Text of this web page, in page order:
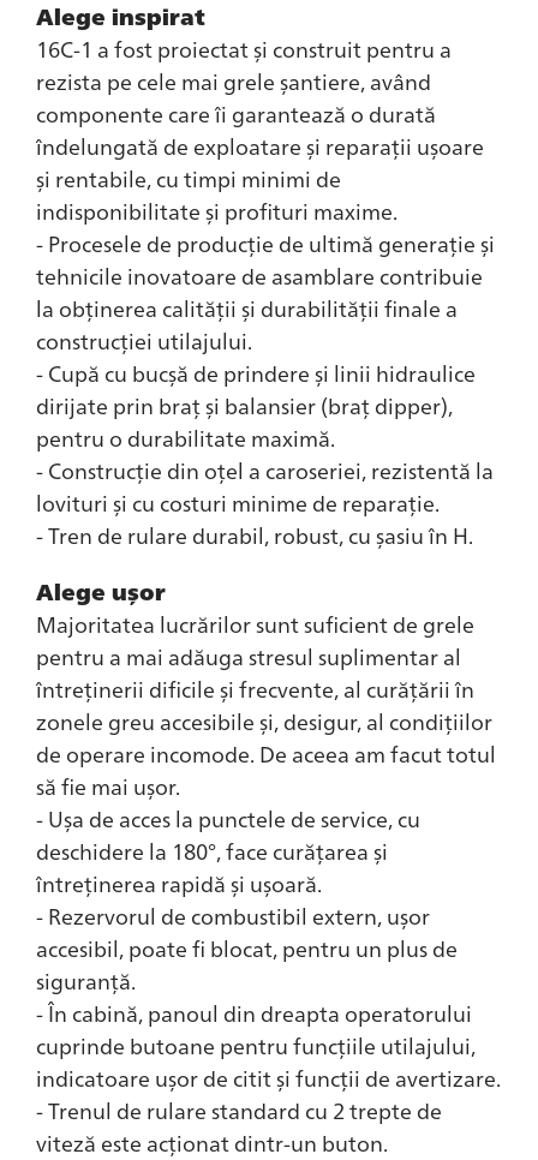
Alege inspirat
16C-1 a fost proiectat și construit pentru a
rezista pe cele mai grele șantiere, având
componente care îi garantează o durată
îndelungată de exploatare și reparații ușoare
și rentabile, cu timpi minimi de
indisponibilitate și profituri maxime.
- Procesele de producție de ultimă generație și
tehnicile inovatoare de asamblare contribuie
la obținerea calității și durabilității finale a
construcției utilajului.
- Cupă cu bucșă de prindere și linii hidraulice
dirijate prin braț și balansier (braț dipper),
pentru o durabilitate maximă.
- Construcție din oțel a caroseriei, rezistentă la
lovituri și cu costuri minime de reparație.
- Tren de rulare durabil, robust, cu șasiu în H.
Alege ușor
Majoritatea lucrărilor sunt suficient de grele
pentru a mai adăuga stresul suplimentar al
întreținerii dificile și frecvente, al curățării în
zonele greu accesibile și, desigur, al condițiilor
de operare incomode. De aceea am facut totul
să fie mai ușor.
- Ușa de acces la punctele de service, cu
deschidere la 180°, face curățarea și
întreținerea rapidă și ușoară.
- Rezervorul de combustibil extern, ușor
accesibil, poate fi blocat, pentru un plus de
siguranță.
- În cabină, panoul din dreapta operatorului
cuprinde butoane pentru funcțiile utilajului,
indicatoare ușor de citit și funcții de avertizare.
- Trenul de rulare standard cu 2 trepte de
viteză este acționat dintr-un buton.